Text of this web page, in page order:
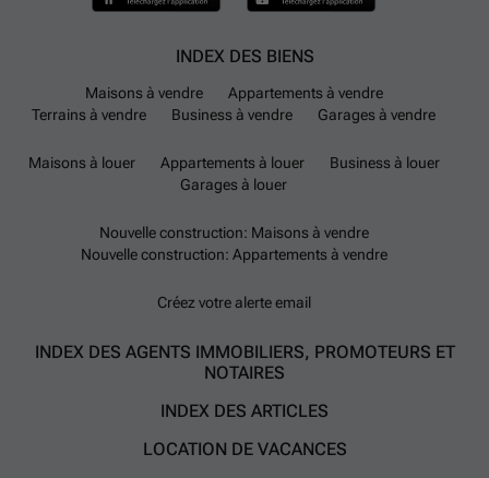
INDEX DES BIENS
Maisons à vendre
Appartements à vendre
Terrains à vendre
Business à vendre Garages à vendre
Maisons à louer Appartements à louer
Business à louer
Garages à louer
Nouvelle construction: Maisons à vendre
Nouvelle construction: Appartements à vendre
Créez votre alerte email
INDEX DES AGENTS IMMOBILIERS, PROMOTEURS ET
NOTAIRES
INDEX DES ARTICLES
LOCATION DE VACANCES